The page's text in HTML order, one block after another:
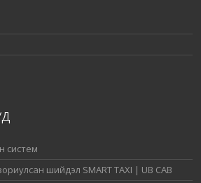
систем
шийдэл SMART TAXI | UB CAB